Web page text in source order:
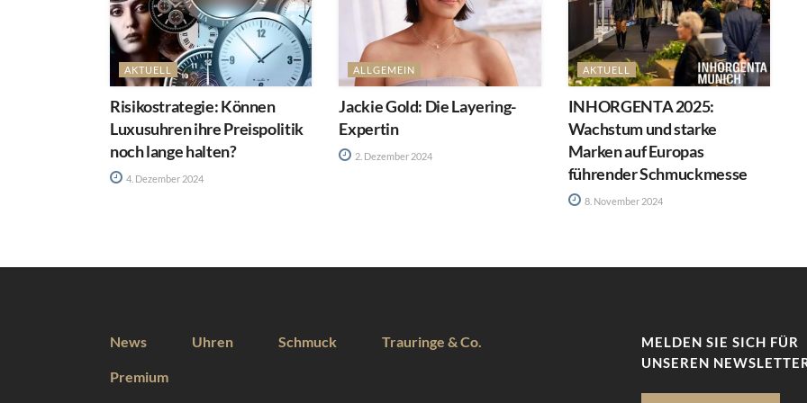
AKTUELL
Risikostrategie: Können
Luxusuhren ihre Preispolitik
noch lange halten?
4. Dezember 2024
ALLGEMEIN
Jackie Gold: Die Layering-
Expertin
2. Dezember 2024
AKTUELL
INHORGENTA 2025:
Wachstum und starke
Marken auf Europas
führender Schmuckmesse
8. November 2024
News Uhren Schmuck Trauringe & Co.
Premium
MELDEN SIE SICH FÜR
UNSEREN